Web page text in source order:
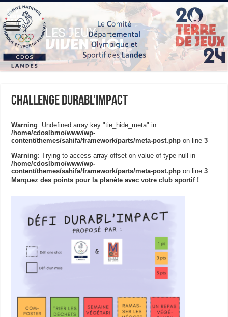
Challenge Durabl’Impact
Warning: Undefined array key "tie_hide_meta" in
/home/cdoslbmo/www/wp-
content/themes/sahifa/framework/parts/meta-post.php on line3
Warning: Trying to access array offset on value of type null in
/home/cdoslbmo/www/wp-
content/themes/sahifa/framework/parts/meta-post.php on line3
Marquez des points pour la planète avec votre club sportif !